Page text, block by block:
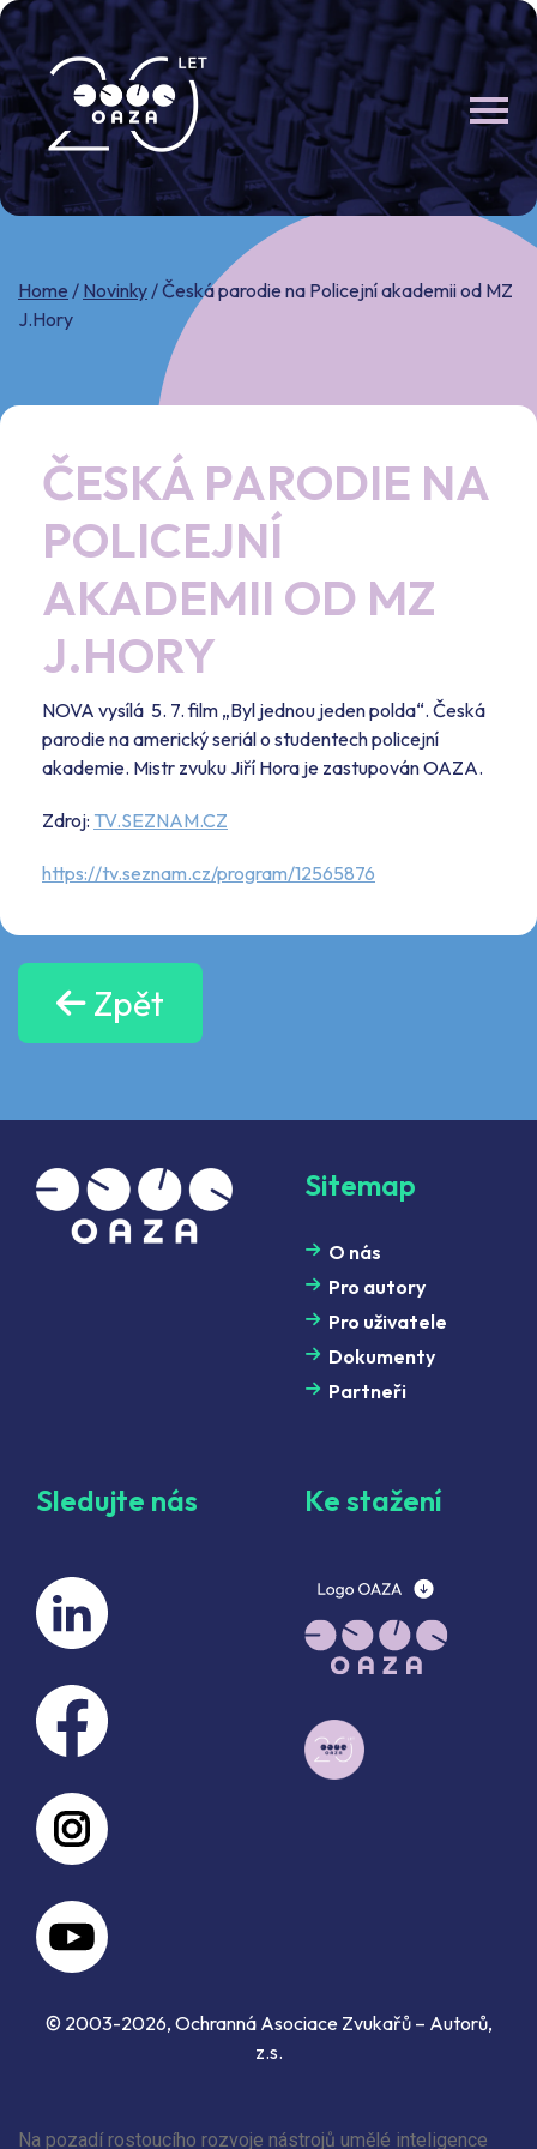
Skip
to
content
Home / Novinky/Česká parodie na Policejní akademii od MZ
J.Hory
ČESKÁ PARODIE NA
POLICEJNÍ
AKADEMII OD MZ
J.HORY
NOVA vysílá 5. 7. film „Byl jednou jeden polda“. Česká
parodie na americký seriál o studentech policejní
akademie. Mistr zvuku Jiří Hora je zastupován OAZA.
Zdroj: TV.SEZNAM.CZ
https://tv.seznam.cz/program/12565876
Zpět
Sitemap
O nás
Pro autory
Pro uživatele
Dokumenty
Partneři
Sledujte nás Ke stažení
© 2003-2026, Ochranná Asociace Zvukařů – Autorů,
z.s.
Na pozadí rostoucího rozvoje nástrojů umělé inteligence